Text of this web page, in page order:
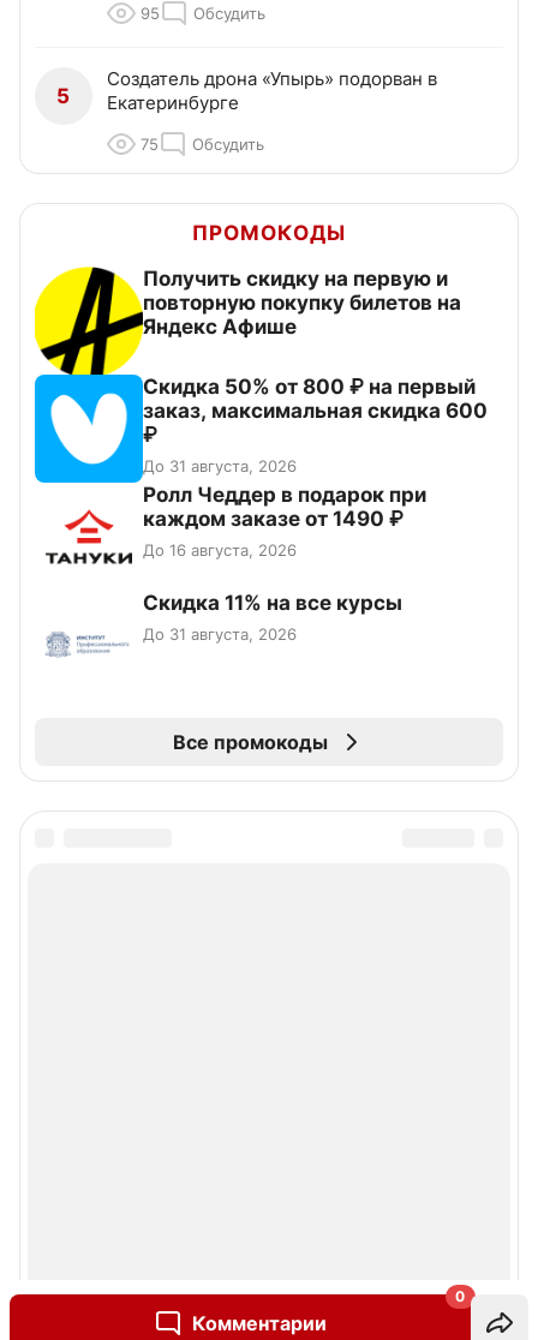
Комментарии
0
95 Обсудить
5
Создатель дрона «Упырь» подорван в
Екатеринбурге
75 Обсудить
ПРОМОКОДЫ
Получить скидку на первую и
повторную покупку билетов на
Яндекс Афише
Скидка 50% от 800 ₽ на первый
заказ, максимальная скидка 600
₽
До 31 августа, 2026
Ролл Чеддер в подарок при
каждом заказе от 1490 ₽
До 16 августа, 2026
Скидка 11% на все курсы
До 31 августа, 2026
Все промокоды